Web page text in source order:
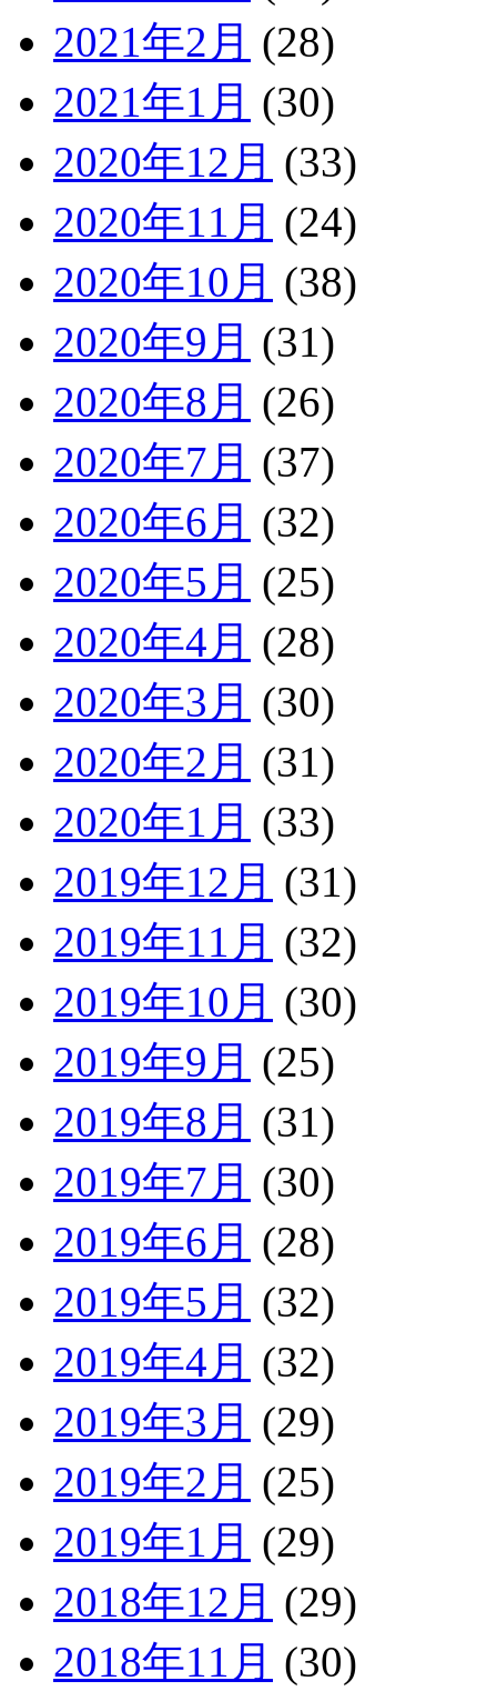
2021年2月 (28)
2021年1月 (30)
2020年12月 (33)
2020年11月 (24)
2020年10月 (38)
2020年9月 (31)
2020年8月 (26)
2020年7月 (37)
2020年6月 (32)
2020年5月 (25)
2020年4月 (28)
2020年3月 (30)
2020年2月 (31)
2020年1月 (33)
2019年12月 (31)
2019年11月 (32)
2019年10月 (30)
2019年9月 (25)
2019年8月 (31)
2019年7月 (30)
2019年6月 (28)
2019年5月 (32)
2019年4月 (32)
2019年3月 (29)
2019年2月 (25)
2019年1月 (29)
2018年12月 (29)
2018年11月 (30)